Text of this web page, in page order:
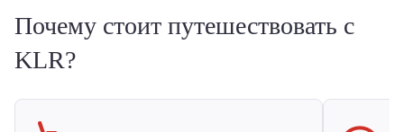
Почему стоит путешествовать с
KLR?